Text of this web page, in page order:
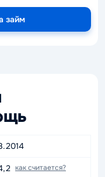
займ
как считается?